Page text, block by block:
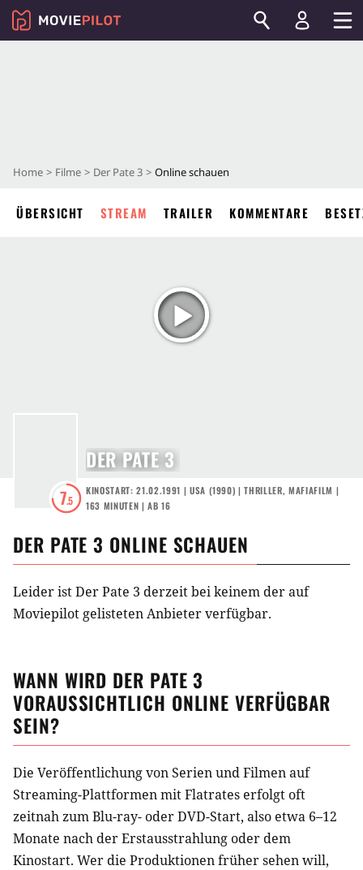
Home Filme Der Pate 3 Online schauen
ÜBERSICHT STREAM TRAILER KOMMENTARE
7.5
DER PATE 3
KINOSTART: 21.02.1991 | USA (1990) |THRILLER,MAFIAFILM |
163 MINUTEN |AB 16
DER PATE 3 ONLINE SCHAUEN
Leider ist Der Pate 3 derzeit bei keinem der auf
Moviepilot gelisteten Anbieter verfügbar.
WANN WIRD DER PATE 3
VORAUSSICHTLICH ONLINE VERFÜGBAR
SEIN?
Die Veröffentlichung von Serien und Filmen auf
Streaming-Plattformen mit Flatrates erfolgt oft
zeitnah zum Blu-ray- oder DVD-Start, also etwa 6–12
Monate nach der Erstausstrahlung oder dem
Kinostart. Wer die Produktionen früher sehen will,